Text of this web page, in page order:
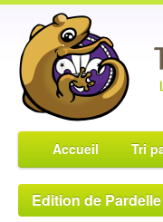
Accueil Tri
Edition de Pardelle